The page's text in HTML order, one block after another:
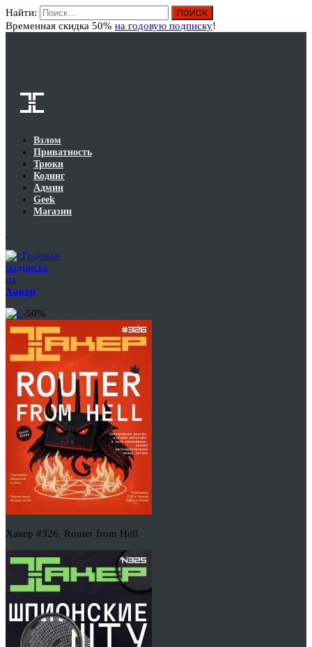
Найти:
Временная скидка 50% на годовую подписку!
Взлом
Приватность
Трюки
Кодинг
Админ
Geek
Магазин
Годовая
подписка
на
Хакер
-50%
Хакер #326. Router from Hell